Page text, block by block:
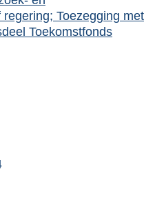
Toezegging met
Toekomstfonds